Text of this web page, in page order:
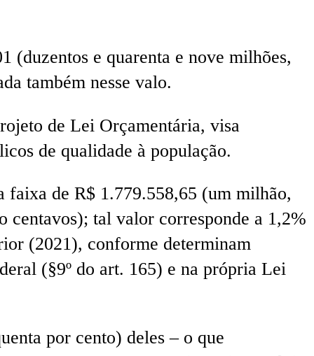
(duzentos e quarenta e nove milhões,
também nesse valo.
de Lei Orçamentária, visa
de qualidade à população.
faixa de R$ 1.779.558,65 (um milhão,
centavos); tal valor corresponde a 1,2%
(2021), conforme determinam
(§9º do art. 165) e na própria Lei
por cento) deles – o que